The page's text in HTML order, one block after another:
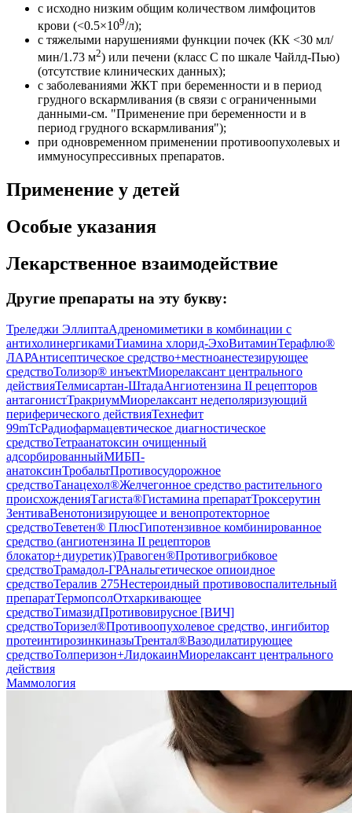
с исходно низким общим количеством лимфоцитов
крови (<0.5×109/л);
с тяжелыми нарушениями функции почек (КК <30 мл/
мин/1.73 м2) или печени (класс С по шкале Чайлд-Пью)
(отсутствие клинических данных);
с заболеваниями ЖКТ при беременности и в период
грудного вскармливания (в связи с ограниченными
данными-см. "Применение при беременности и в
период грудного вскармливания");
при одновременном применении противоопухолевых и
иммуносупрессивных препаратов.
Применение у детей
Особые указания
Лекарственное взаимодействие
Другие препараты на эту букву:
Треледжи ЭллиптаАдреномиметики в комбинации с
антихолинергикамиТиамина хлорид-ЭхоВитаминТерафлю®
ЛАРАнтисептическое средство+местноанестезирующее
средствоТолизор® инъектМиорелаксант центрального
действияТелмисартан-ШтадаАнгиотензина II рецепторов
антагонистТракриумМиорелаксант недеполяризующий
периферического действияТехнефит
99mTcРадиофармацевтическое диагностическое
средствоТетраанатоксин очищенный
адсорбированныйМИБП-
анатоксинТробальтПротивосудорожное
средствоТанацехол®Желчегонное средство растительного
происхожденияТагиста®Гистамина препаратТроксерутин
ЗентиваВенотонизирующее и венопротекторное
средствоТеветен® ПлюсГипотензивное комбинированное
средство (ангиотензина II рецепторов
блокатор+диуретик)Травоген®Противогрибковое
средствоТрамадол-ГРАнальгетическое опиоидное
средствоТералив 275Нестероидный противовоспалительный
препаратТермопсолОтхаркивающее
средствоТимазидПротивовирусное [ВИЧ]
средствоТоризел®Противоопухолевое средство, ингибитор
протеинтирозинкиназыТрентал®Вазодилатирующее
средствоТолперизон+ЛидокаинМиорелаксант центрального
действия
Маммология